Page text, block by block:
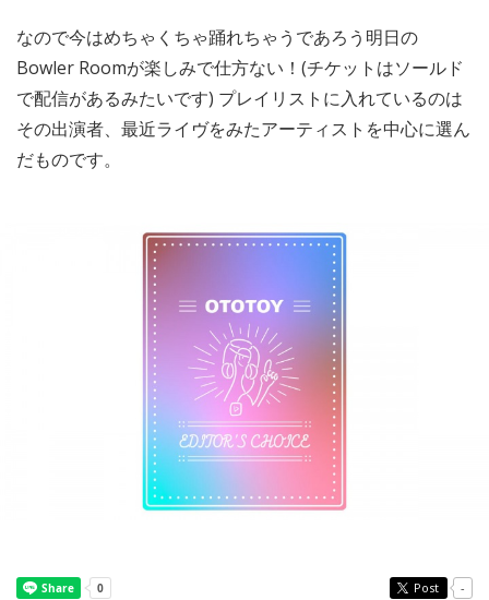
なので今はめちゃくちゃ踊れちゃうであろう明日の
Bowler Roomが楽しみで仕方ない！(チケットはソールド
で配信があるみたいです) プレイリストに入れているのは
その出演者、最近ライヴをみたアーティストを中心に選ん
だものです。
Post -